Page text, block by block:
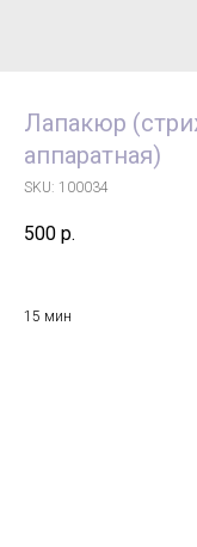
Лапакюр
аппаратная)
SKU: 100034
500 р.
15 мин